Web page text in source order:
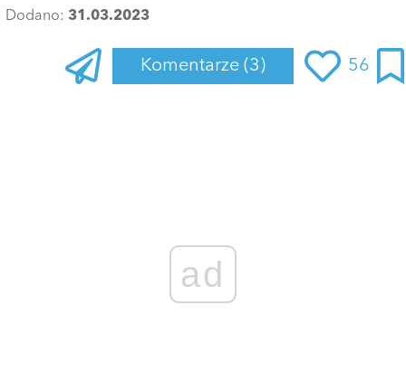
Dodano: 31.03.2023
Komentarze (3) 56
ad